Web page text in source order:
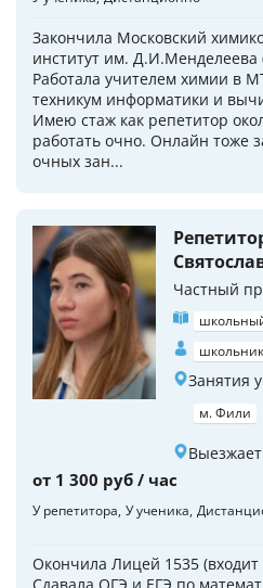
Закончила Московский
институт им.
Работала учителем химии в
техникум информатики и
Имею стаж как репетитор
работать очно. Онлайн тоже
очных зан...
Частный
Занятия
м. Фили
от 1 300 руб / час
У репетитора У ученика
Окончила Лицей 1535